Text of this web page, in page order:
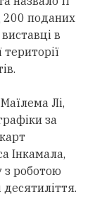
200 поданих
в
Лі,
за
Інкамала,
з роботою
десятиліття.